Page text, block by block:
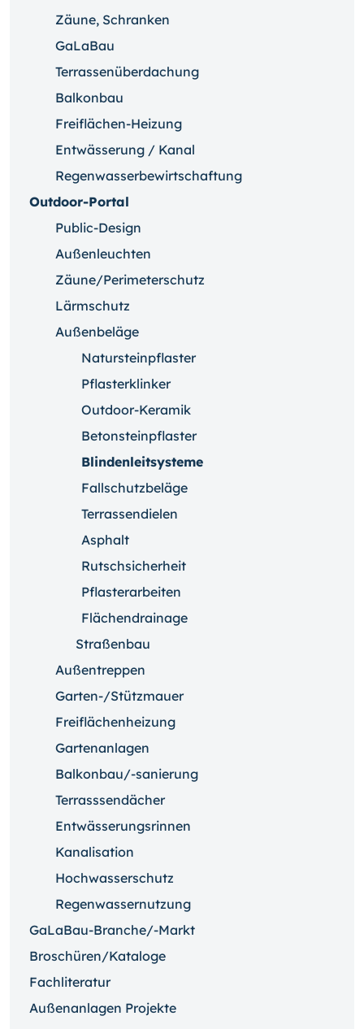
Zäune, Schranken
GaLaBau
Terrassenüberdachung
Balkonbau
Freiflächen-Heizung
Entwässerung / Kanal
Regenwasserbewirtschaftung
Outdoor-Portal
Public-Design
Außenleuchten
Zäune/Perimeterschutz
Lärmschutz
Außenbeläge
Natursteinpflaster
Pflasterklinker
Outdoor-Keramik
Betonsteinpflaster
Blindenleitsysteme
Fallschutzbeläge
Terrassendielen
Asphalt
Rutschsicherheit
Pflasterarbeiten
Flächendrainage
Straßenbau
Außentreppen
Garten-/Stützmauer
Freiflächenheizung
Gartenanlagen
Balkonbau/-sanierung
Terrasssendächer
Entwässerungsrinnen
Kanalisation
Hochwasserschutz
Regenwassernutzung
GaLaBau-Branche/-Markt
Broschüren/Kataloge
Fachliteratur
Außenanlagen Projekte